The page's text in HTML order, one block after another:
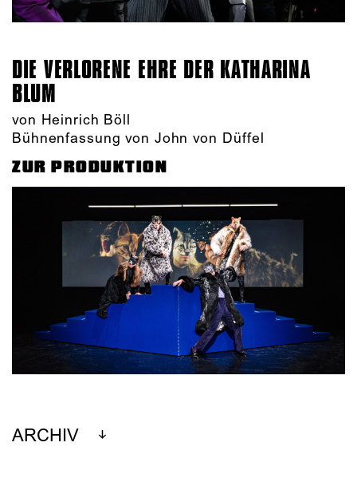
DIE VERLORENE EHRE DER KATHARINA
BLUM
von Heinrich Böll
Bühnenfassung von John von Düffel
ZUR PRODUKTION
ARCHIV